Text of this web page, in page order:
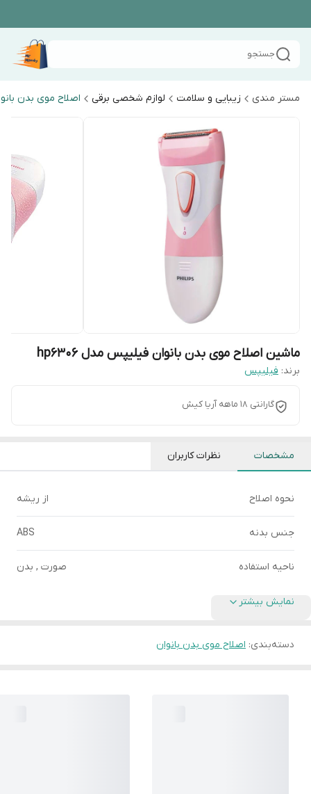
جستجو
مستر مندی زیبایی و سلامت لوازم شخصی برقی اصلاح موی بدن
ماشین اصلاح موی بدن بانوان فیلیپس مدل hp6306
برند: فیلیپس
گارانتی 18 ماهه آریا کیش
مشخصات نظرات کاربران
نحوه اصلاح از ریشه
جنس بدنه ABS
ناحیه استفاده صورت , بدن
نمایش بیشتر
دسته‌بندی: اصلاح موی بدن بانوان